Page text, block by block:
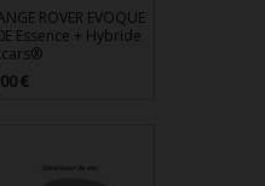
ROVER EVOQUE
Essence + Hybride
€